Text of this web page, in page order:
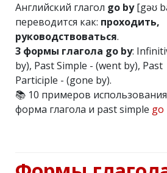
Английский глагол go by[gəʊ
переводится как: проходить,
руководствоваться.
3 формы глагола go by:
by), Past Simple - (went by), Past
Participle - (gone by).
📚 10 примеров использования
форма глагола и past simple go